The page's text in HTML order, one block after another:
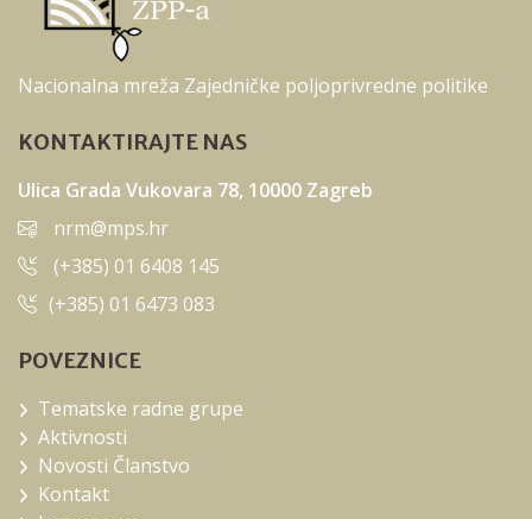
Nacionalna mreža Zajedničke poljoprivredne politike
KONTAKTIRAJTE NAS
Ulica Grada Vukovara 78, 10000 Zagreb
nrm@mps.hr
(+385) 01 6408 145
(+385) 01 6473 083
POVEZNICE
Tematske radne grupe
Aktivnosti
Novosti Članstvo
Kontakt